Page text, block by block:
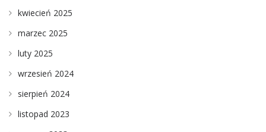
kwiecień 2025
marzec 2025
luty 2025
wrzesień 2024
sierpień 2024
listopad 2023